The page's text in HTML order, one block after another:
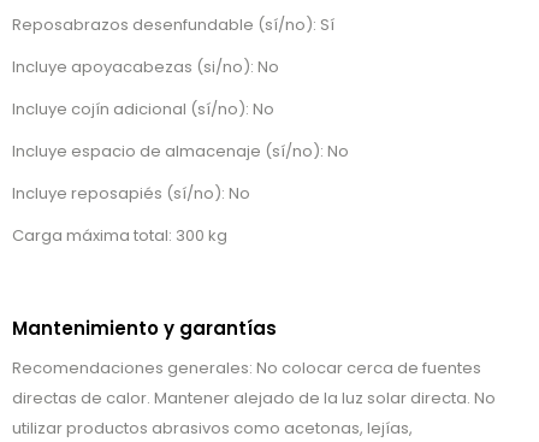
Reposabrazos desenfundable (sí/no): Sí
Incluye apoyacabezas (si/no): No
Incluye cojín adicional (sí/no): No
Incluye espacio de almacenaje (sí/no): No
Incluye reposapiés (sí/no): No
Carga máxima total: 300 kg
Mantenimiento y garantías
Recomendaciones generales: No colocar cerca de fuentes
directas de calor. Mantener alejado de la luz solar directa. No
utilizar productos abrasivos como acetonas, lejías,